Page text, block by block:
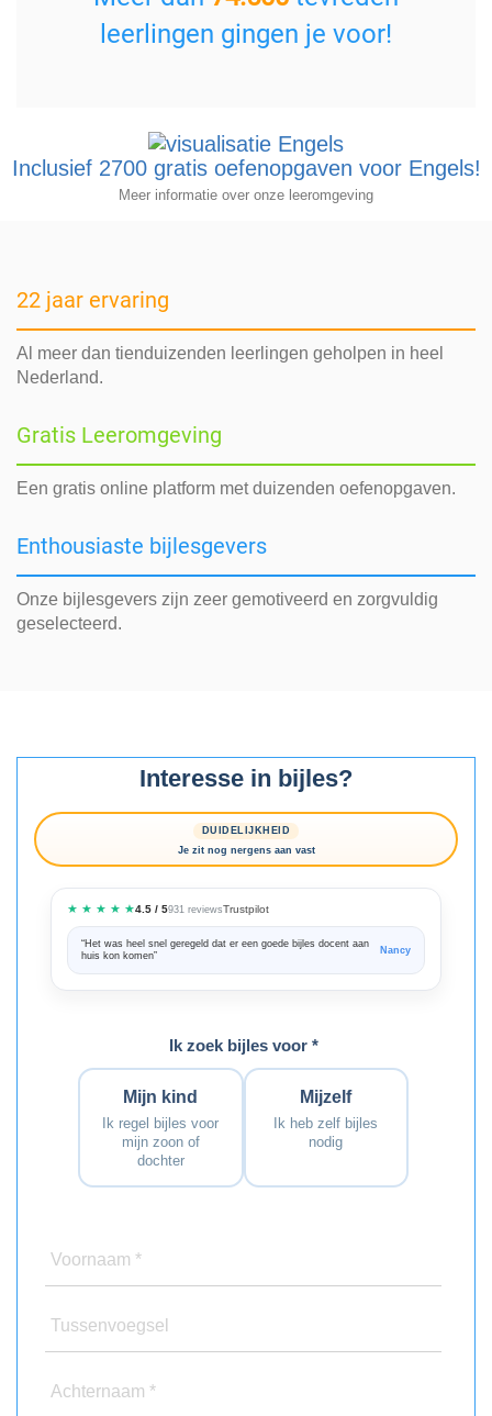
leerlingen gingen je voor!
Inclusief 2700 gratis oefenopgaven voor Engels!
Meer informatie over onze leeromgeving
22 jaar ervaring
Al meer dan tienduizenden leerlingen geholpen in heel
Nederland.
Gratis Leeromgeving
Een gratis online platform met duizenden oefenopgaven.
Enthousiaste bijlesgevers
Onze bijlesgevers zijn zeer gemotiveerd en zorgvuldig
geselecteerd.
Interesse in bijles?
DUIDELIJKHEID
Je zit nog nergens aan vast
★ ★ ★ ★ ★4.5 / 5931 reviewsTrustpilot
“Het was heel snel geregeld dat er een goede bijles docent aan
huis kon komen”
Nancy
Ik zoek bijles voor *
Mijn kind
Ik regel bijles voor
mijn zoon of
dochter
Mijzelf
Ik heb zelf bijles
nodig
Voornaam *
Tussenvoegsel
Achternaam *